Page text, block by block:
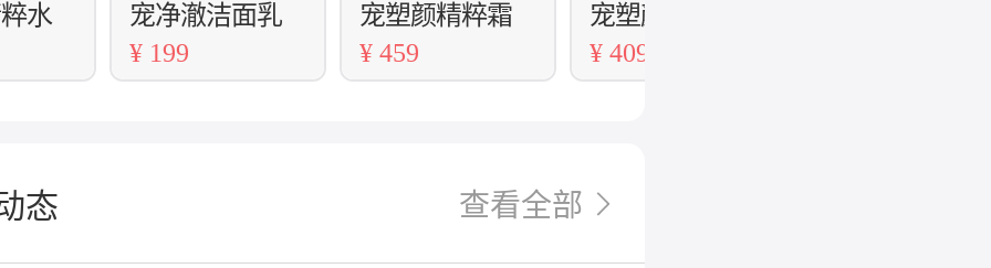
水
宠净澈洁面乳
¥ 199
宠塑颜精粹霜
¥ 459
宠塑颜眼霜
¥ 409
态 查看全部